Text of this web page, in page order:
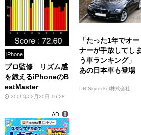
iPhone
プロ監修 リズム感
を鍛えるiPhoneのB
eatMaster
2009年02月20日 16:28
「たった1年でオー
ナーが手放してしま
う車ランキング」
あの日本車も登場
PR Skyrocket株式会社
AD